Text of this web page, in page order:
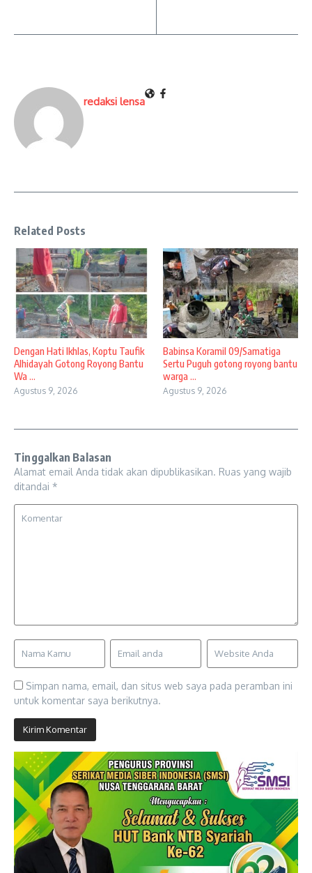
redaksi lensa
Related Posts
Dengan Hati Ikhlas, Koptu Taufik
Alhidayah Gotong Royong Bantu
Wa ...
Agustus 9, 2026
Babinsa Koramil 09/Samatiga
Sertu Puguh gotong royong bantu
warga ...
Agustus 9, 2026
Tinggalkan Balasan
Alamat email Anda tidak akan dipublikasikan. Ruas yang wajib
ditandai *
Simpan nama, email, dan situs web saya pada peramban ini
untuk komentar saya berikutnya.